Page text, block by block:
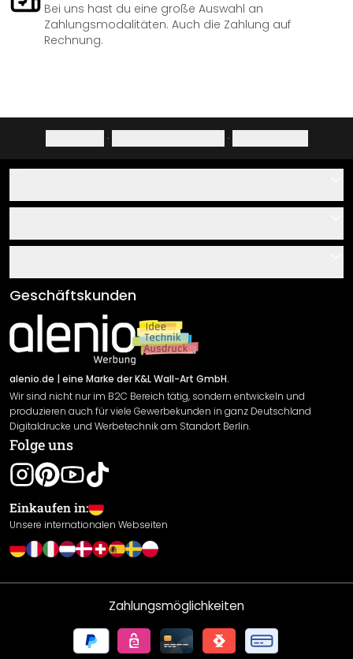
Bei uns hast du eine große Auswahl an
Zahlungsmodalitäten. Auch die Zahlung auf
Rechnung.
· ·
Über uns
Klebe- und Montageanleitungen
Newsletter An-/Abmeldung
Sendungsverfolgung
AGB
Impressum
Versand & Zahlung
Rücksendung
Widerrufsrecht
Datenschutzerklärung
Gewährleistung
Leistungserklärung / CE-Zeichen
Cookie Einstellungen
Geschäftskunden
alenio.de | eine Marke der K&L Wall-Art GmbH.
Wir sind nicht nur im B2C Bereich tätig, sondern entwickeln und
produzieren auch für viele Gewerbekunden in ganz Deutschland
Digitaldrucke und Werbetechnik am Standort Berlin.
Folge uns
Einkaufen in:
Unsere internationalen Webseiten
Zahlungsmöglichkeiten